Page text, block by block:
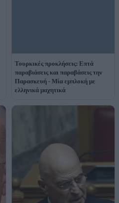
Τουρκικές προκλήσεις: Επτά
παραβιάσεις και παραβάσεις την
Παρασκευή - Μία εμπλοκή με
ελληνικά μαχητικά